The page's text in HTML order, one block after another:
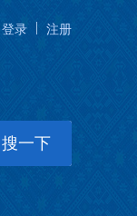
登录 注册